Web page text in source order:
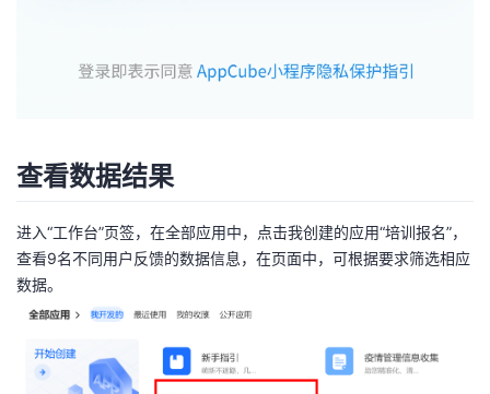
查看数据结果
进入“工作台”页签，在全部应用中，点击我创建的应用“培训报名”，
查看9名不同用户反馈的数据信息，在页面中，可根据要求筛选相应
数据。